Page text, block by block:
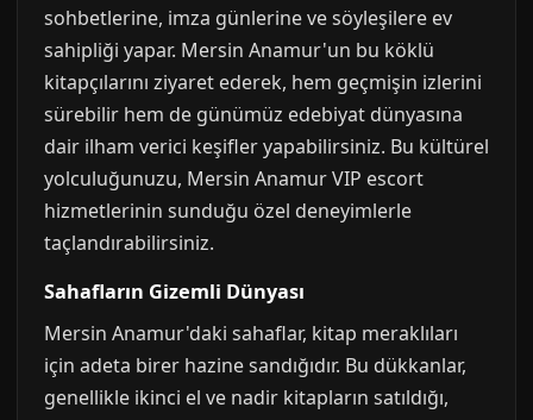
sohbetlerine, imza günlerine ve söyleşilere ev
sahipliği yapar. Mersin Anamur'un bu köklü
kitapçılarını ziyaret ederek, hem geçmişin izlerini
sürebilir hem de günümüz edebiyat dünyasına
dair ilham verici keşifler yapabilirsiniz. Bu kültürel
yolculuğunuzu, Mersin Anamur VIP escort
hizmetlerinin sunduğu özel deneyimlerle
taçlandırabilirsiniz.
Sahafların Gizemli Dünyası
Mersin Anamur'daki sahaflar, kitap meraklıları
için adeta birer hazine sandığıdır. Bu dükkanlar,
genellikle ikinci el ve nadir kitapların satıldığı,